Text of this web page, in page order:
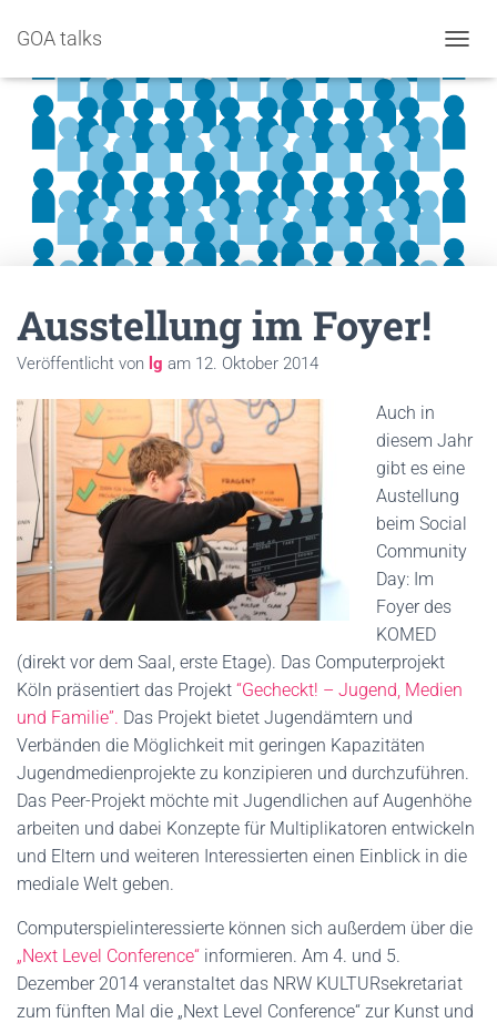
GOA talks
Ausstellung im Foyer!
Veröffentlicht von lg am 12. Oktober 2014
Auch in
diesem Jahr
gibt es eine
Austellung
beim Social
Community
Day: Im
Foyer des
KOMED
(direkt vor dem Saal, erste Etage). Das Computerprojekt
Köln präsentiert das Projekt “Gecheckt! – Jugend, Medien
und Familie”. Das Projekt bietet Jugendämtern und
Verbänden die Möglichkeit mit geringen Kapazitäten
Jugendmedienprojekte zu konzipieren und durchzuführen.
Das Peer-Projekt möchte mit Jugendlichen auf Augenhöhe
arbeiten und dabei Konzepte für Multiplikatoren entwickeln
und Eltern und weiteren Interessierten einen Einblick in die
mediale Welt geben.
Computerspielinteressierte können sich außerdem über die
„Next Level Conference“ informieren. Am 4. und 5.
Dezember 2014 veranstaltet das NRW KULTURsekretariat
zum fünften Mal die „Next Level Conference“ zur Kunst und